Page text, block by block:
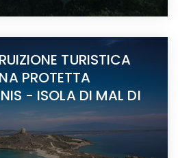
TURISTICA
PROTETTA
- ISOLA DI MAL DI